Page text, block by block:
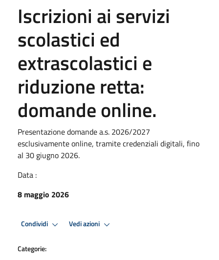
Iscrizioni ai servizi
scolastici ed
extrascolastici e
riduzione retta:
domande online.
Presentazione domande a.s. 2026/2027
esclusivamente online, tramite credenziali digitali, fino
al 30 giugno 2026.
Data :
8 maggio 2026
Condividi Vedi azioni
Categorie: